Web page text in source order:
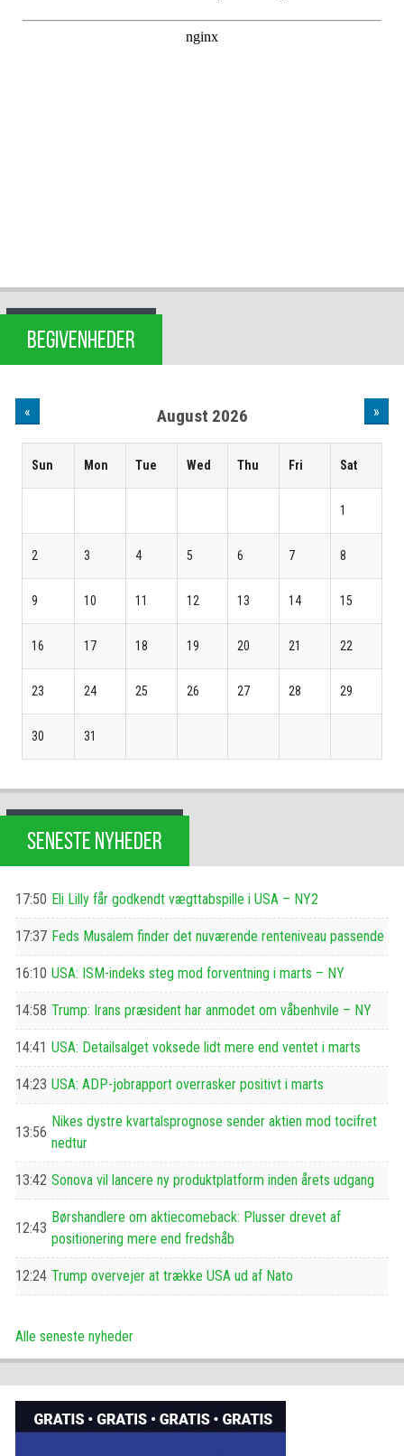
BEGIVENHEDER
« August 2026 »
Sun Mon Tue Wed Thu Fri Sat
1
2 3 4 5 6 7 8
9 10 11 12 13 14 15
16 17 18 19 20 21 22
23 24 25 26 27 28 29
30 31
SENESTE NYHEDER
17:50 Eli Lilly får godkendt vægttabspille i USA – NY2
17:37 Feds Musalem finder det nuværende renteniveau passende
16:10 USA: ISM-indeks steg mod forventning i marts – NY
14:58 Trump: Irans præsident har anmodet om våbenhvile – NY
14:41 USA: Detailsalget voksede lidt mere end ventet i marts
14:23 USA: ADP-jobrapport overrasker positivt i marts
13:56
Nikes dystre kvartalsprognose sender aktien mod tocifret
nedtur
13:42 Sonova vil lancere ny produktplatform inden årets udgang
12:43
Børshandlere om aktiecomeback: Plusser drevet af
positionering mere end fredshåb
12:24 Trump overvejer at trække USA ud af Nato
Alle seneste nyheder